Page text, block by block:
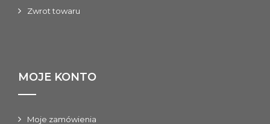
Zwrot towaru
MOJE KONTO
Moje zamówienia